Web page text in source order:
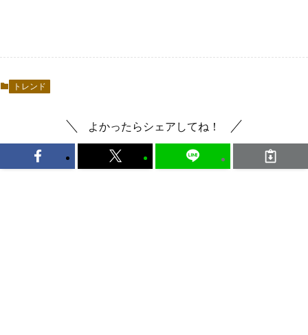
トレンド
よかったらシェアしてね！